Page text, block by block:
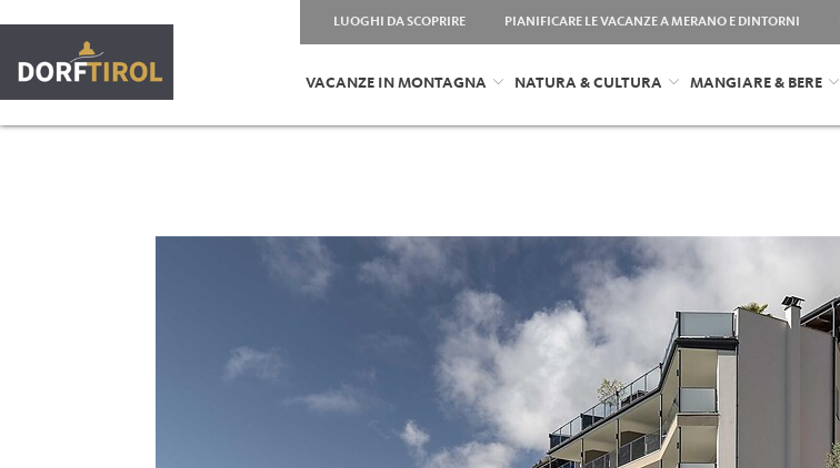
LUOGHI DA SCOPRIRE PIANIFICARE LE VACANZE A MERANO E DINTORNI
VACANZE IN MONTAGNA NATURA & CULTURA MANGIARE & BERE